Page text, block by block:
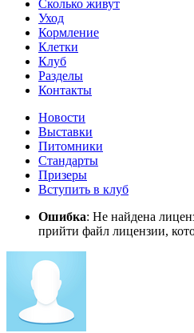
Сколько живут
Уход
Кормление
Клетки
Клуб
Разделы
Контакты
Новости
Выставки
Питомники
Стандарты
Призеры
Вступить в клуб
Ошибка: Не найдена
прийти файл лицензии,